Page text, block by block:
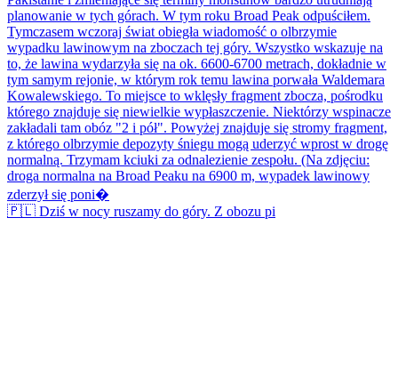
🇵🇱 Dziś w nocy ruszamy do góry. Z obozu pi